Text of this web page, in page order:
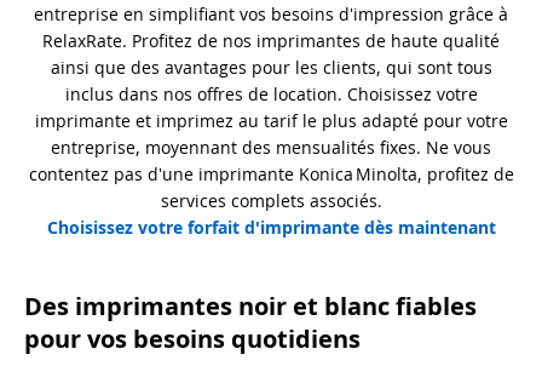
entreprise en simplifiant vos besoins d'impression grâce à
RelaxRate. Profitez de nos imprimantes de haute qualité
ainsi que des avantages pour les clients, qui sont tous
inclus dans nos offres de location. Choisissez votre
imprimante et imprimez au tarif le plus adapté pour votre
entreprise, moyennant des mensualités fixes. Ne vous
contentez pas d'une imprimante Konica Minolta, profitez de
services complets associés.
Choisissez votre forfait d'imprimante dès maintenant
Des imprimantes noir et blanc fiables
pour vos besoins quotidiens